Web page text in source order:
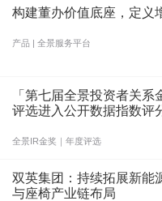
构建董办价值底座，定义
产品 | 全景服务平台
「第七届全景投资者关系
评选进入公开数据指数评
全景IR金奖｜年度评选
双英集团：持续拓展新能
与座椅产业链布局